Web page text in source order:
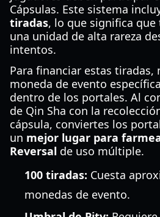
Cápsulas. Este sistema
tiradas, lo que significa
una unidad de alta rareza
intentos.
Para financiar estas tiradas,
moneda de evento
dentro de los portales. Al
de Qin Sha con la
cápsula, conviertes los
un mejor lugar para
Reversal de uso múltiple.
100 tiradas: Cuesta
monedas de evento.